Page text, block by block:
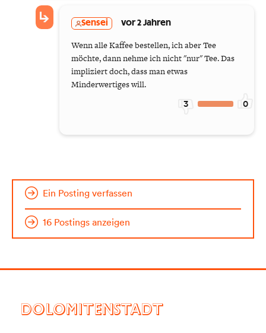
Sensei vor 2 Jahren
Wenn alle Kaffee bestellen, ich aber Tee
möchte, dann nehme ich nicht "nur" Tee. Das
impliziert doch, dass man etwas
Minderwertiges will.
3 0
Ein Posting verfassen
16 Postings anzeigen
DOLOMITENSTADT